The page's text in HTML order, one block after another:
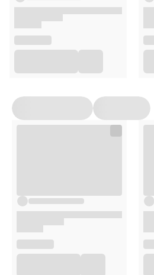
Przed zastosowaniem produktu
się z dokładnymi informacjami